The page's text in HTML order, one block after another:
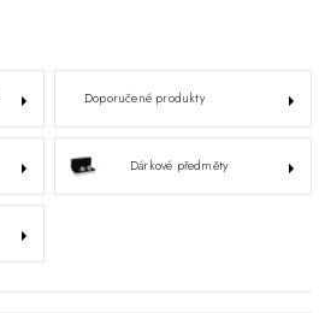
Doporučené produkty
Dárkové předměty